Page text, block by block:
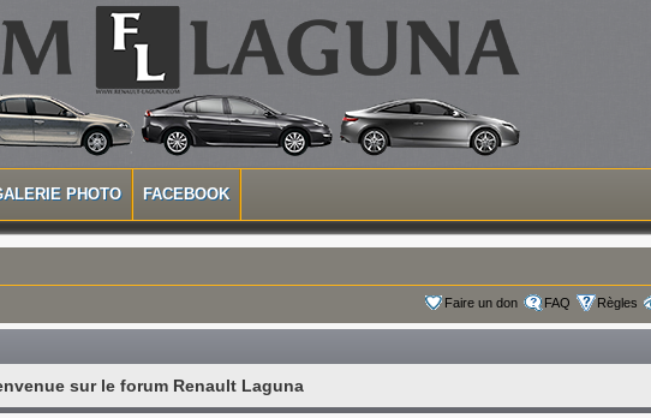
PHOTO FACEBOOK
Faire un don FAQ Règles
sur le forum Renault Laguna